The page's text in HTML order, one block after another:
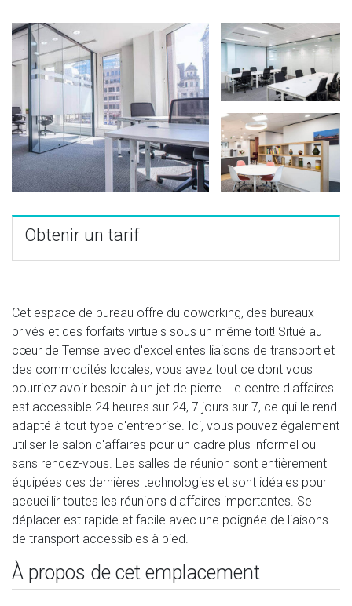
Obtenir un tarif
Cet espace de bureau offre du coworking, des bureaux
privés et des forfaits virtuels sous un même toit! Situé au
cœur de Temse avec d'excellentes liaisons de transport et
des commodités locales, vous avez tout ce dont vous
pourriez avoir besoin à un jet de pierre. Le centre d'affaires
est accessible 24 heures sur 24, 7 jours sur 7, ce qui le rend
adapté à tout type d'entreprise. Ici, vous pouvez également
utiliser le salon d'affaires pour un cadre plus informel ou
sans rendez-vous. Les salles de réunion sont entièrement
équipées des dernières technologies et sont idéales pour
accueillir toutes les réunions d'affaires importantes. Se
déplacer est rapide et facile avec une poignée de liaisons
de transport accessibles à pied.
À propos de cet emplacement